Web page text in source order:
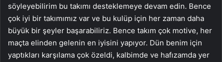
söyleyebilirim bu takımı desteklemeye devam edin. Bence
çok iyi bir takımımız var ve bu kulüp için her zaman daha
büyük bir şeyler başarabiliriz. Bence takım çok motive, her
maçta elinden gelenin en iyisini yapıyor. Dün benim için
yaptıkları karşılama çok özeldi, kalbimde ve hafızamda yer